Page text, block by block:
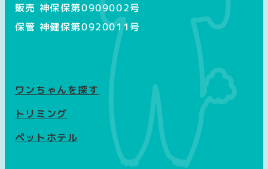
販売 神保保第0909002号
保管 神健保第0920011号
ワンちゃんを探す
トリミング
ペットホテル